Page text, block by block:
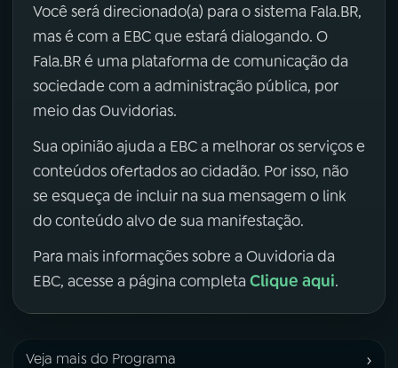
Você será direcionado(a) para o sistema Fala.BR,
mas é com a EBC que estará dialogando. O
Fala.BR é uma plataforma de comunicação da
sociedade com a administração pública, por
meio das Ouvidorias.
Sua opinião ajuda a EBC a melhorar os serviços e
conteúdos ofertados ao cidadão. Por isso, não
se esqueça de incluir na sua mensagem o link
do conteúdo alvo de sua manifestação.
Para mais informações sobre a Ouvidoria da
EBC, acesse a página completa Clique aqui.
Veja mais do Programa ›